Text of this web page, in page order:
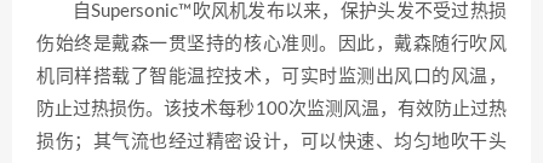
自Supersonic™吹风机发布以来，保护头发不受过热损
伤始终是戴森一贯坚持的核心准则。因此，戴森随行吹风
机同样搭载了智能温控技术，可实时监测出风口的风温，
防止过热损伤。该技术每秒100次监测风温，有效防止过热
损伤；其气流也经过精密设计，可以快速、均匀地吹干头